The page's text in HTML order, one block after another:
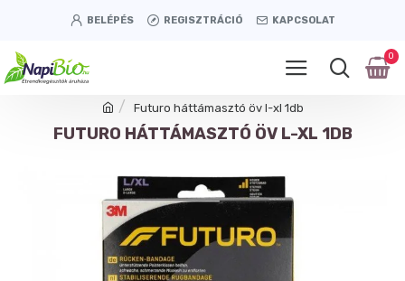
BELÉPÉS REGISZTRÁCIÓ KAPCSOLAT
0
Futuro háttámasztó öv l-xl 1db
FUTURO HÁTTÁMASZTÓ ÖV L-XL 1DB